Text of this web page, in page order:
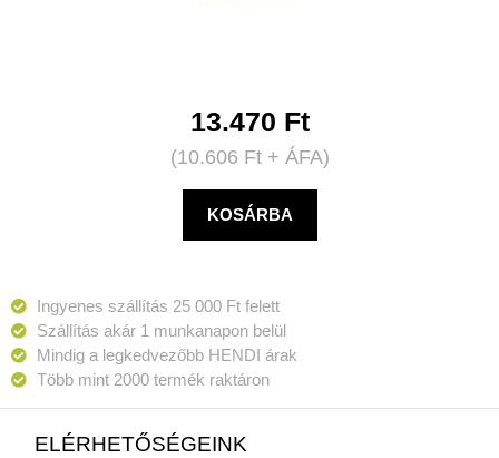
13.470 Ft
(10.606 Ft+ ÁFA)
KOSÁRBA
Ingyenes szállítás 25 000 Ft felett
Szállítás akár 1 munkanapon belül
Mindig a legkedvezőbb HENDI árak
Több mint 2000 termék raktáron
ELÉRHETŐSÉGEINK